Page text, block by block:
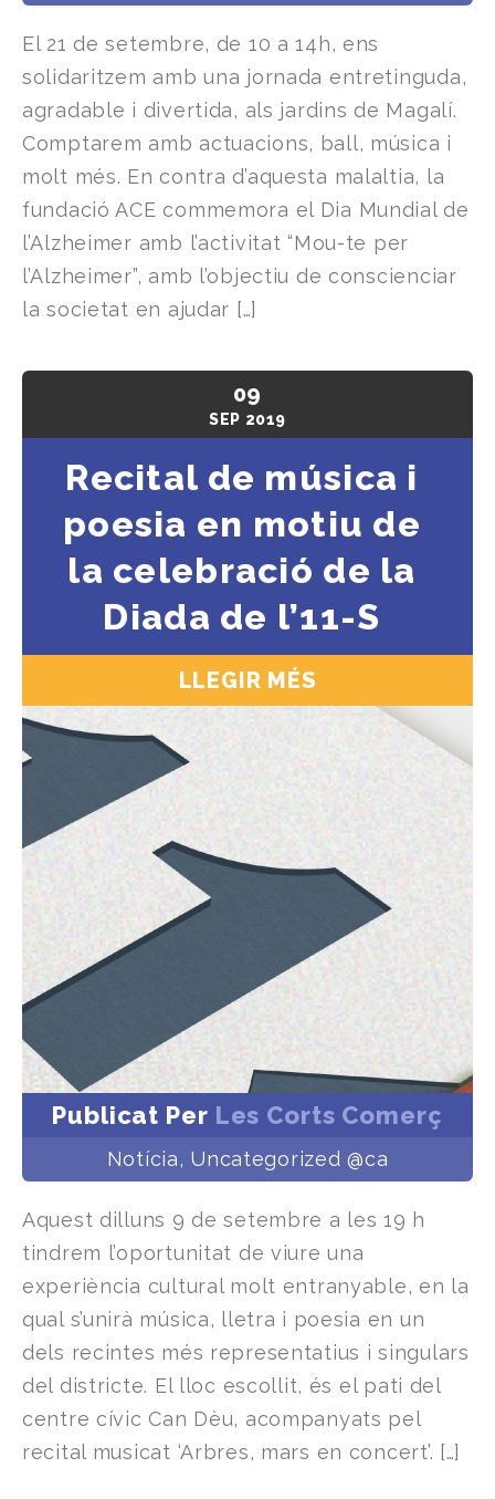
El 21 de setembre, de 10 a 14h, ens
solidaritzem amb una jornada entretinguda,
agradable i divertida, als jardins de Magalí.
Comptarem amb actuacions, ball, música i
molt més. En contra d’aquesta malaltia, la
fundació ACE commemora el Dia Mundial de
l’Alzheimer amb l’activitat “Mou-te per
l’Alzheimer”, amb l’objectiu de conscienciar
la societat en ajudar […]
09
SEP 2019
Recital de música i
poesia en motiu de
la celebració de la
Diada de l’11-S
LLEGIR MÉS
Publicat Per Les Corts Comerç
Notícia, Uncategorized @ca
Aquest dilluns 9 de setembre a les 19 h
tindrem l’oportunitat de viure una
experiència cultural molt entranyable, en la
qual s’unirà música, lletra i poesia en un
dels recintes més representatius i singulars
del districte. El lloc escollit, és el pati del
centre cívic Can Dèu, acompanyats pel
recital musicat ‘Arbres, mars en concert’. […]